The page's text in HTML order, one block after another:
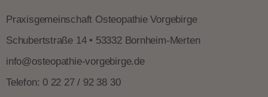
Praxisgemeinschaft Osteopathie Vorgebirge
Schubertstraße 14 • 53332 Bornheim-Merten
info@osteopathie-vorgebirge.de
Telefon: 0 22 27 / 92 38 30